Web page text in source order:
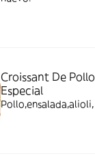
Croissant De Pollo
Especial